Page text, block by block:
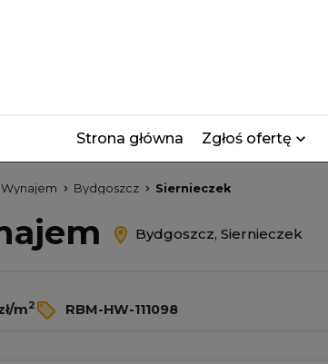
Strona główna Zgłoś ofertę
Wynajem Bydgoszcz Siernieczek
Bydgoszcz, Siernieczek
m2 RBM-HW-111098